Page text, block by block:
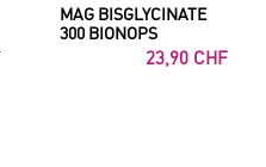
MAG BISGLYCINATE
300 BIONOPS
23,90 CHF